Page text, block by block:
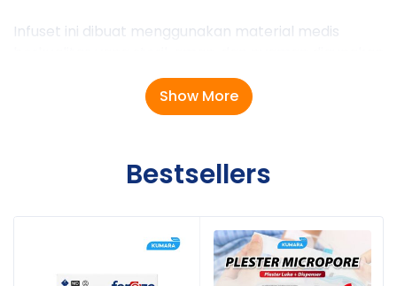
Infuset ini dibuat menggunakan material medis
di rumah sakit, klinik, maupun kebutuhan home care.
Dilengkapi dengan selang fleksibel serta konektor
yang presisi untuk memudahkan proses
Kemasan : 50 pcs per box
Cocok digunakan di UGD, rumah sakit dan klinik.
Infus set Dewasa GEA di gunakan untuk mengatur
Show More
Bestsellers